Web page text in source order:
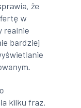
że
w
realnie
bardziej
kilku fraz.